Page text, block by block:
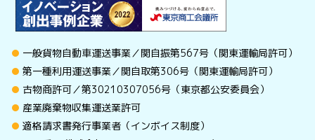
一般貨物自動車運送事業／関自振第567号（関東運輸局許可）
第一種利用運送事業／関自取第306号（関東運輸局許可）
古物商許可／第30210307056号（東京都公安委員会）
産業廃棄物収集運送業許可
適格請求書発行事業者（インボイス制度）